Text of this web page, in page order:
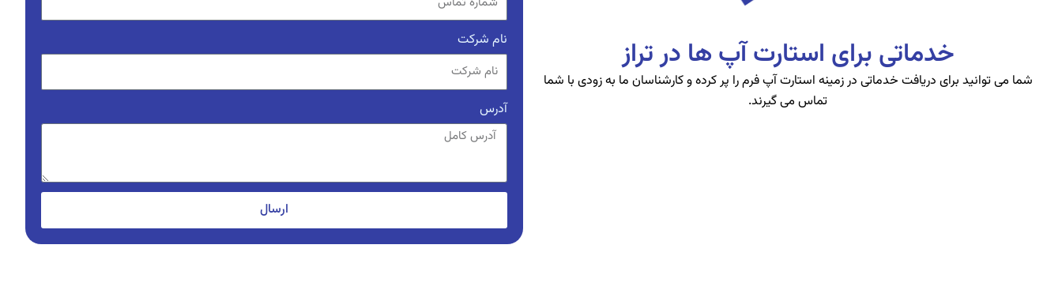
خدماتی برای استارت آپ ها در تراز
شما می توانید برای دریافت خدماتی در زمینه استارت آپ فرم را پر کرده و کارشناسان ما به زودی با شما
تماس می گیرند.
نام شرکت
آدرس
ارسال